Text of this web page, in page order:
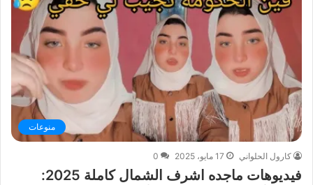
منوعات
كارول الحلواني 17 مايو، 2025 0
فيديوهات ماجده اشرف الشمال كاملة 2025: